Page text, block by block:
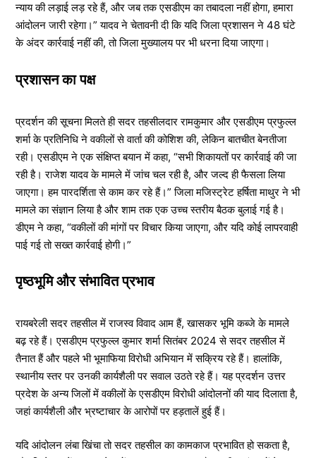
न्याय की लड़ाई लड़ रहे हैं, और जब तक एसडीएम का तबादला नहीं होगा, हमारा
आंदोलन जारी रहेगा।” यादव ने चेतावनी दी कि यदि जिला प्रशासन ने 48 घंटे
के अंदर कार्रवाई नहीं की, तो जिला मुख्यालय पर भी धरना दिया जाएगा।
प्रशासन का पक्ष
प्रदर्शन की सूचना मिलते ही सदर तहसीलदार रामकुमार और एसडीएम प्रफुल्ल
शर्मा के प्रतिनिधि ने वकीलों से वार्ता की कोशिश की, लेकिन बातचीत बेनतीजा
रही। एसडीएम ने एक संक्षिप्त बयान में कहा, “सभी शिकायतों पर कार्रवाई की जा
रही है। राजेश यादव के मामले में जांच चल रही है, और जल्द ही फैसला लिया
जाएगा। हम पारदर्शिता से काम कर रहे हैं।” जिला मजिस्ट्रेट हर्षिता माथुर ने भी
मामले का संज्ञान लिया है और शाम तक एक उच्च स्तरीय बैठक बुलाई गई है।
डीएम ने कहा, “वकीलों की मांगों पर विचार किया जाएगा, और यदि कोई लापरवाही
पाई गई तो सख्त कार्रवाई होगी।”
पृष्ठभूमि और संभावित प्रभाव
रायबरेली सदर तहसील में राजस्व विवाद आम हैं, खासकर भूमि कब्जे के मामले
बढ़ रहे हैं। एसडीएम प्रफुल्ल कुमार शर्मा सितंबर 2024 से सदर तहसील में
तैनात हैं और पहले भी भूमाफिया विरोधी अभियान में सक्रिय रहे हैं। हालांकि,
स्थानीय स्तर पर उनकी कार्यशैली पर सवाल उठते रहे हैं। यह प्रदर्शन उत्तर
प्रदेश के अन्य जिलों में वकीलों के एसडीएम विरोधी आंदोलनों की याद दिलाता है,
जहां कार्यशैली और भ्रष्टाचार के आरोपों पर हड़तालें हुई हैं।
यदि आंदोलन लंबा खिंचा तो सदर तहसील का कामकाज प्रभावित हो सकता है,